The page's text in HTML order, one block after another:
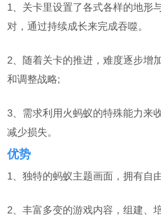
1、关卡里设置了各式各样的地形
对，通过持续成长来完成吞噬。
2、随着关卡的推进，难度逐步增
和调整战略;
3、需求利用火蚂蚁的特殊能力来
减少损失。
优势
1、独特的蚂蚁主题画面，拥有自
2、丰富多变的游戏内容，组建、